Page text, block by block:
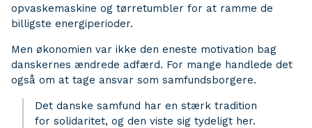
opvaskemaskine og tørretumbler for at ramme de
billigste energiperioder.
Men økonomien var ikke den eneste motivation bag
danskernes ændrede adfærd. For mange handlede det
også om at tage ansvar som samfundsborgere.
Det danske samfund har en stærk tradition
for solidaritet, og den viste sig tydeligt her.